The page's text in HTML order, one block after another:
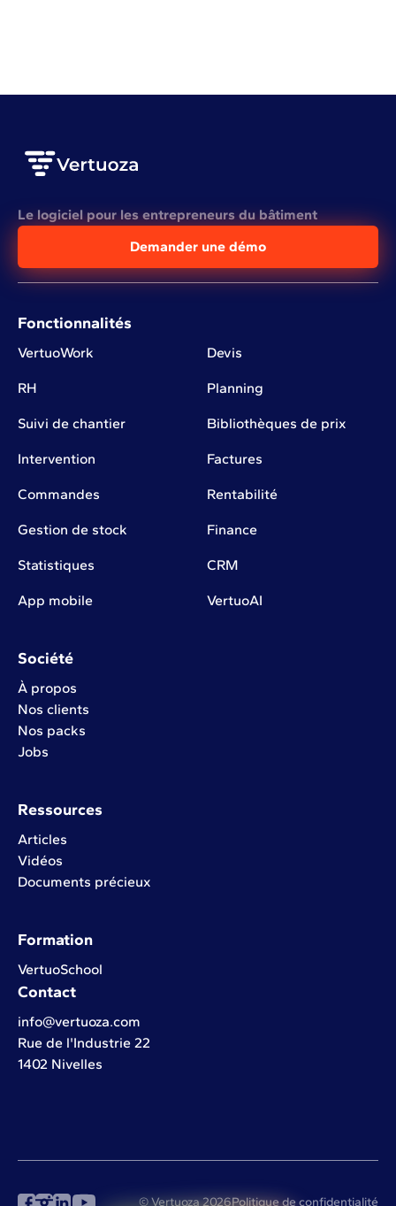
Le logiciel pour les entrepreneurs du bâtiment
Demander une démo
Fonctionnalités
VertuoWork Devis
RH Planning
Suivi de chantier Bibliothèques de prix
Intervention Factures
Commandes Rentabilité
Gestion de stock Finance
Statistiques CRM
App mobile VertuoAI
Société
À propos
Nos clients
Nos packs
Jobs
Ressources
Articles
Vidéos
Documents précieux
Formation
VertuoSchool
Contact
info@vertuoza.com
Rue de l'Industrie 22
1402 Nivelles
© Vertuoza 2026Politique de confidentialité